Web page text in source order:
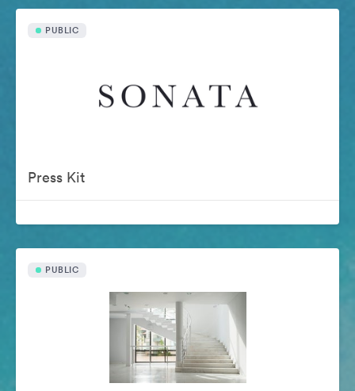
PUBLIC
Press Kit
PUBLIC